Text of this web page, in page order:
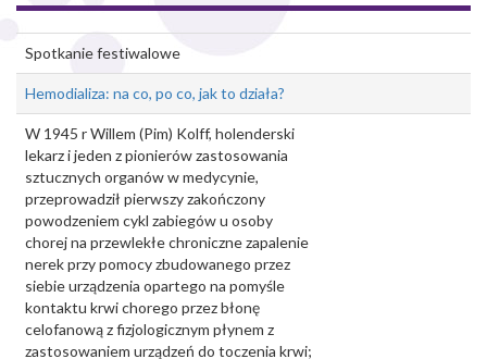
Spotkanie festiwalowe
Hemodializa: na co, po co, jak to działa?
W 1945 r Willem (Pim) Kolff, holenderski
lekarz i jeden z pionierów zastosowania
sztucznych organów w medycynie,
przeprowadził pierwszy zakończony
powodzeniem cykl zabiegów u osoby
chorej na przewlekłe chroniczne zapalenie
nerek przy pomocy zbudowanego przez
siebie urządzenia opartego na pomyśle
kontaktu krwi chorego przez błonę
celofanową z fizjologicznym płynem z
zastosowaniem urządzeń do toczenia krwi;